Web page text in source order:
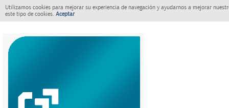
Utilizamos cookies para mejorar su experiencia de navegación y ayudarnos a mejorar
este tipo de cookies. Aceptar